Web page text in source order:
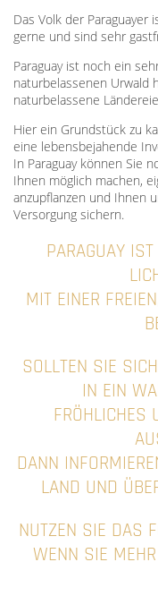
Das Volk der Paraguayer
gerne und sind sehr
Paraguay ist noch ein
naturbelassenen Urwald
naturbelassene
Hier ein Grundstück zu
eine lebensbejahende
In Paraguay können Sie
Ihnen möglich machen,
anzupflanzen und Ihnen
Versorgung sichern.
PARAGUAY
MIT EINER
SOLLTEN SIE
IN EIN
FRÖHLICHES
DANN
LAND UND
NUTZEN SIE DAS
WENN SIE